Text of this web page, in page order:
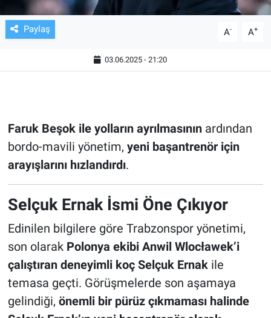
Paylaş A- A+
03.06.2025 - 21:20
Faruk Beşok ile yolların ayrılmasınınardından
bordo-mavili yönetim, yeni başantrenör için
arayışlarını hızlandırdı.
Selçuk Ernak İsmi Öne Çıkıyor
Edinilen bilgilere göre Trabzonspor yönetimi,
son olarak Polonya ekibi Anwil Wlocławek’i
çalıştıran deneyimli koç Selçuk Ernakile
temasa geçti. Görüşmelerde son aşamaya
gelindiği, önemli bir pürüz çıkmaması halinde
KÜLTÜR SANAT
ASAYİŞ
EKONOMİ
ÇEVRE
HABERDE İNSAN
SPOR
MAGAZİN
Bilim, Teknoloji